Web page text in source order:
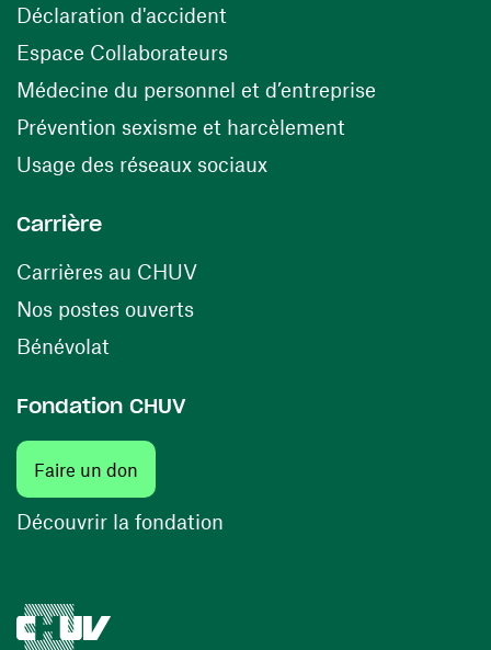
Déclaration d'accident
Espace Collaborateurs(opens in a new window)
Médecine du personnel et d’entreprise
Prévention sexisme et harcèlement
Usage des réseaux sociaux(opens in a new
Carrière
Carrières au CHUV(opens in a new window)
Nos postes ouverts(opens in a new window)
Bénévolat
Fondation CHUV
Faire un don
Découvrir la fondation